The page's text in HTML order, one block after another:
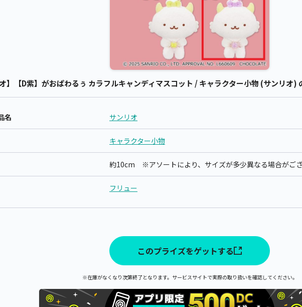
オ】【D紫】がおぱわるぅ カラフルキャンディマスコット / キャラクター小物 (サンリオ)
名 サンリオ
キャラクター小物
約10cm ※アソートにより、サイズが多少異なる場合がござ
フリュー
このプライズをゲットする
※在庫がなくなり次第終了となります。サービスサイトで実際の取り扱いを確認してください。